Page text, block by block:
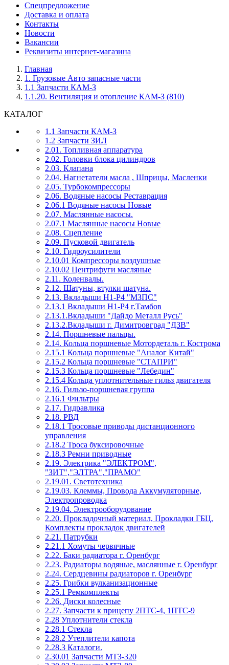
Спецпредложение
Доставка и оплата
Контакты
Новости
Вакансии
Реквизиты интернет-магазина
Главная
1. Грузовые Авто запасные части
1.1 Запчасти КАМ-З
1.1.20. Вентиляция и отопление КАМ-З (810)
КАТАЛОГ
1.1 Запчасти КАМ-З
1.2 Запчасти ЗИЛ
2.01. Топливная аппаратура
2.02. Головки блока цилиндров
2.03. Клапана
2.04. Нагнетатели масла , Шприцы, Масленки
2.05. Турбокомпрессоры
2.06. Водяные насосы Реставрация
2.06.1 Водяные насосы Новые
2.07. Маслянные насосы.
2.07.1 Маслянные насосы Новые
2.08. Сцепление
2.09. Пусковой двигатель
2.10. Гидроусилители
2.10.01 Компрессоры воздушные
2.10.02 Центрифуги масляные
2.11. Коленвалы.
2.12. Шатуны, втулки шатуна.
2.13. Вкладыши Н1-Р4 "МЗПС"
2.13.1 Вкладыши Н1-Р4 г.Тамбов
2.13.1.Вкладыши "Дайдо Металл Русь"
2.13.2.Вкладыши г. Димитровград "ДЗВ"
2.14. Поршневые пальцы.
2.14. Кольца поршневые Мотордеталь г. Кострома
2.15.1 Кольца поршневые "Аналог Китай"
2.15.2 Кольца поршневые "СТАПРИ"
2.15.3 Кольца поршневые "Лебедин"
2.15.4 Кольца уплотнительные гильз двигателя
2.16. Гильзо-поршневая группа
2.16.1 Фильтры
2.17. Гидравлика
2.18. РВД
2.18.1 Тросовые приводы дистанционного
управления
2.18.2 Троса буксировочные
2.18.3 Ремни приводные
2.19. Электрика "ЭЛЕКТРОМ",
"ЗИТ","ЭЛТРА","ПРАМО"
2.19.01. Светотехника
2.19.03. Клеммы, Провода Аккумуляторные,
Электропроводка
2.19.04. Электрооборудование
2.20. Прокладочный материал, Прокладки ГБЦ,
Комплекты прокладок двигателей
2.21. Патрубки
2.21.1 Хомуты червячные
2.22. Баки радиатора г. Оренбург
2.23. Радиаторы водяные, маслянные г. Оренбург
2.24. Сердцевины радиаторов г. Оренбург
2.25. Грибки вулканизационные
2.25.1 Ремкомплекты
2.26. Диски колесные
2.27. Запчасти к прицепу 2ПТС-4, 1ПТС-9
2.28 Уплотнители стекла
2.28.1 Стекла
2.28.2 Утеплители капота
2.28.3 Каталоги.
2.30.01 Запчасти МТЗ-320